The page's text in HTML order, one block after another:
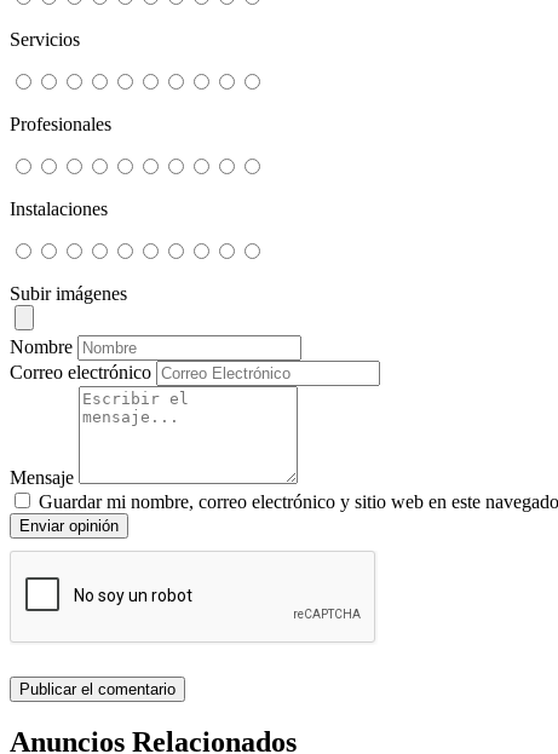
Servicios
Profesionales
Instalaciones
Subir imágenes
Nombre
Correo electrónico
Mensaje
Guardar mi nombre, correo electrónico y sitio web en este
Enviar opinión
Anuncios Relacionados